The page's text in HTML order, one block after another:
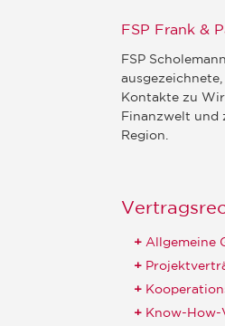
FSP Frank &
FSP
Kontakte zu
Finanzwelt und
Region.
Allgemeine
Know-How-